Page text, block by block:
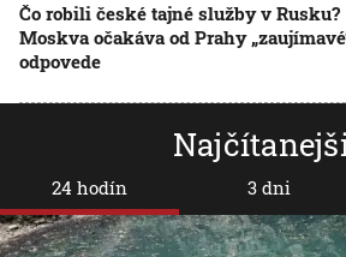
Čo robili české tajné služby v Rusku?
Moskva očakáva od Prahy
odpovede
24 hodín 3 dni